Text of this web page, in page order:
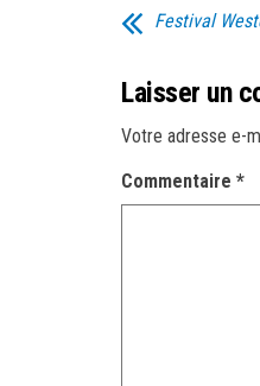
Festival
Laisser un
Votre adresse e-
Commentaire *